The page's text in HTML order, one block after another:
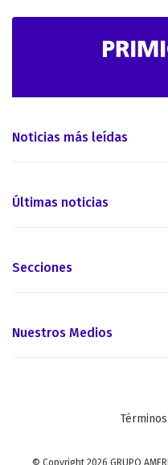
Noticias más leídas
Últimas noticias
Secciones
Nuestros Medios
© Copyright 2026 GRUPO